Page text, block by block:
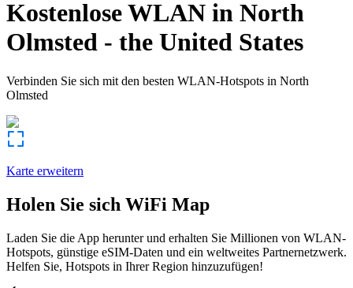
Kostenlose WLAN in North
Olmsted - the United States
Verbinden Sie sich mit den besten WLAN-Hotspots in North
Olmsted
Karte erweitern
Holen Sie sich WiFi Map
Laden Sie die App herunter und erhalten Sie Millionen von WLAN-
Hotspots, günstige eSIM-Daten und ein weltweites Partnernetzwerk.
Helfen Sie, Hotspots in Ihrer Region hinzuzufügen!